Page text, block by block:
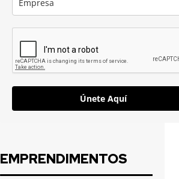
Únete Aquí
EMPRENDIMENTOS